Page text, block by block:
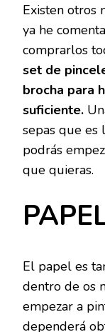
Existen otros
ya he
comprarlos
set de
brocha para
suficiente.
sepas que es
podrás
que quieras.
El papel es
dentro de os
empezar a
dependerá